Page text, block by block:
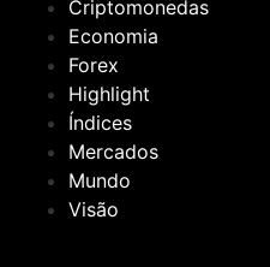
Criptomonedas
Economia
Forex
Highlight
Índices
Mercados
Mundo
Visão